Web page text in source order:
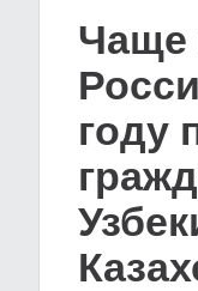
Чаще
году